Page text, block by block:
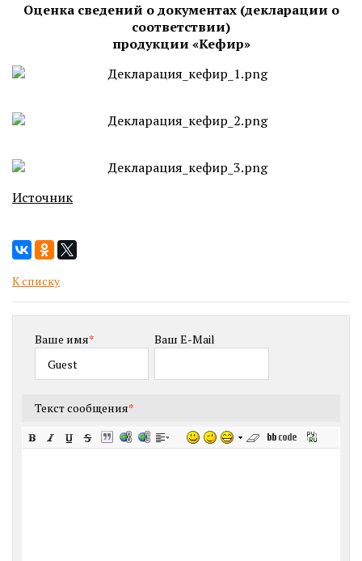
Оценка сведений о документах (декларации о
соответствии)
продукции «Кефир»
Источник
К списку
Ваше имя* Ваш E-Mail
Текст сообщения*